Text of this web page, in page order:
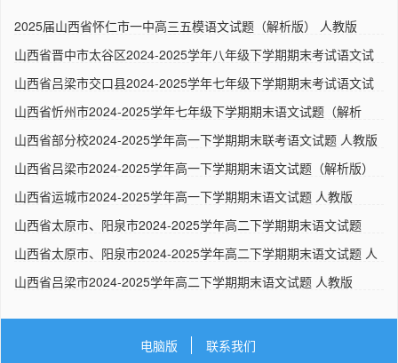
2025届山西省怀仁市一中高三五模语文试题（解析版） 人教版
山西省晋中市太谷区2024-2025学年八年级下学期期末考试语文试
山西省吕梁市交口县2024-2025学年七年级下学期期末考试语文试
山西省忻州市2024-2025学年七年级下学期期末语文试题（解析
山西省部分校2024-2025学年高一下学期期末联考语文试题 人教版
山西省吕梁市2024-2025学年高一下学期期末语文试题（解析版）
山西省运城市2024-2025学年高一下学期期末语文试题 人教版
山西省太原市、阳泉市2024-2025学年高二下学期期末语文试题
山西省太原市、阳泉市2024-2025学年高二下学期期末语文试题 人
山西省吕梁市2024-2025学年高二下学期期末语文试题 人教版
电脑版 联系我们